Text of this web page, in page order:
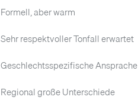
Formell, aber warm
Sehr respektvoller Tonfall erwartet
Geschlechtsspezifische Ansprache
Regional große Unterschiede